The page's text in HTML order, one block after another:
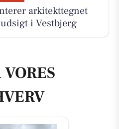
arkitekttegnet
i Vestbjerg